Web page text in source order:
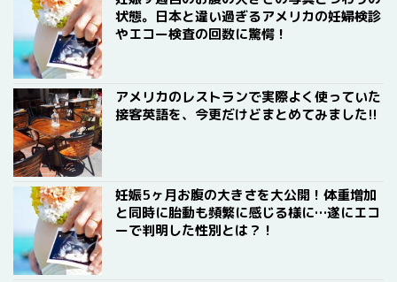
状態。日本と違い過ぎるアメリカの妊婦検診
やエコー検査の回数に驚愕！
アメリカのレストランで実際よく使っていた
接客英語を、今更だけどまとめてみました!!
妊娠5ヶ月お腹の大きさを大公開！体重増加
と同時に胎動も頻繁に感じる様に…遂にエコ
ーで判明した性別とは？！